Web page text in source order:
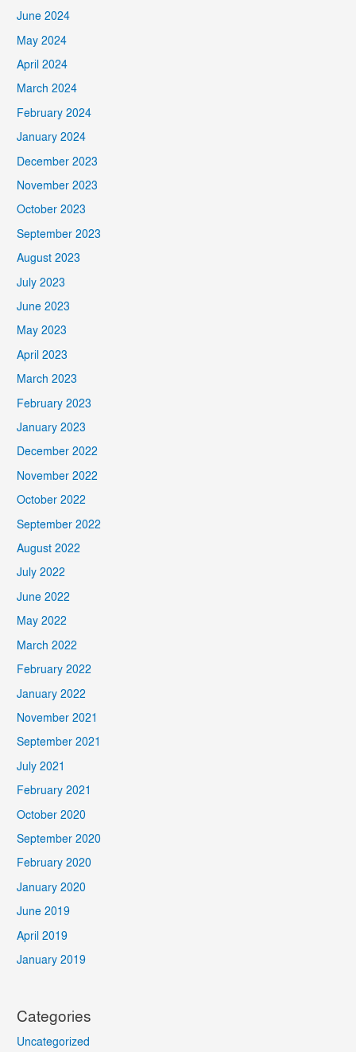
June 2024
May 2024
April 2024
March 2024
February 2024
January 2024
December 2023
November 2023
October 2023
September 2023
August 2023
July 2023
June 2023
May 2023
April 2023
March 2023
February 2023
January 2023
December 2022
November 2022
October 2022
September 2022
August 2022
July 2022
June 2022
May 2022
March 2022
February 2022
January 2022
November 2021
September 2021
July 2021
February 2021
October 2020
September 2020
February 2020
January 2020
June 2019
April 2019
January 2019
Categories
Uncategorized